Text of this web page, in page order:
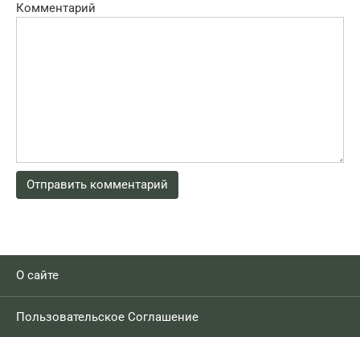
Комментарий
О сайте
Пользовательское Соглашение